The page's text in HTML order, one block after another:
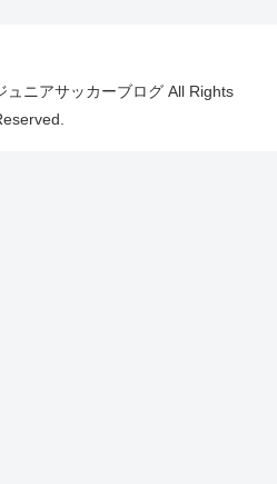
ニアサッカーブログ All Rights